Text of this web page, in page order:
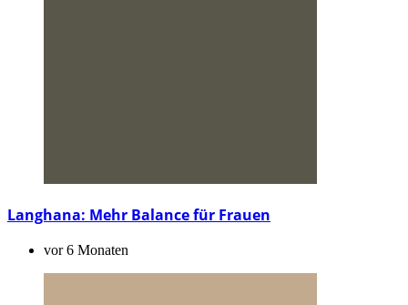
Langhana: Mehr Balance für Frauen
vor 6 Monaten